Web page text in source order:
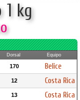
1 kg
Dorsal Equipo
170 Belice
12 Costa Rica
13 Costa Rica